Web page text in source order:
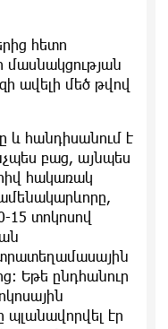
հետո
մասնակցության
ավելի մեծ թվով
և հանդիսանում է
բաց, այնպես
հակառակ
15 տոկոսով
Եթե ընդհանուր
պլանավորվել էր